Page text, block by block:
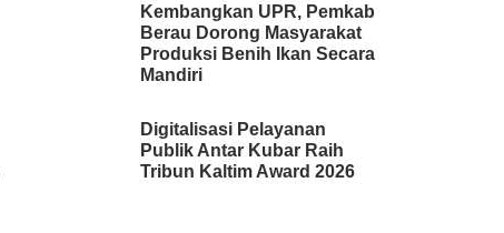
Kembangkan UPR, Pemkab
Berau Dorong Masyarakat
Produksi Benih Ikan Secara
Mandiri
Digitalisasi Pelayanan
Publik Antar Kubar Raih
Tribun Kaltim Award 2026